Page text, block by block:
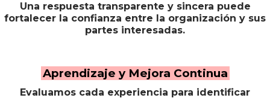
Una respuesta transparente y sincera puede
fortalecer la confianza entre la organización y sus
partes interesadas.
Aprendizaje y Mejora Continua
Evaluamos cada experiencia para identificar